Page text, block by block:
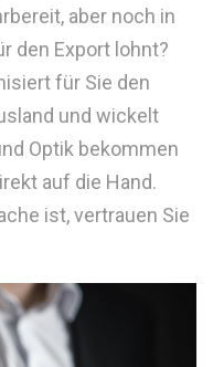
aber noch in
den Export lohnt?
für Sie den
und wickelt
Optik bekommen
auf die Hand.
ist, vertrauen Sie